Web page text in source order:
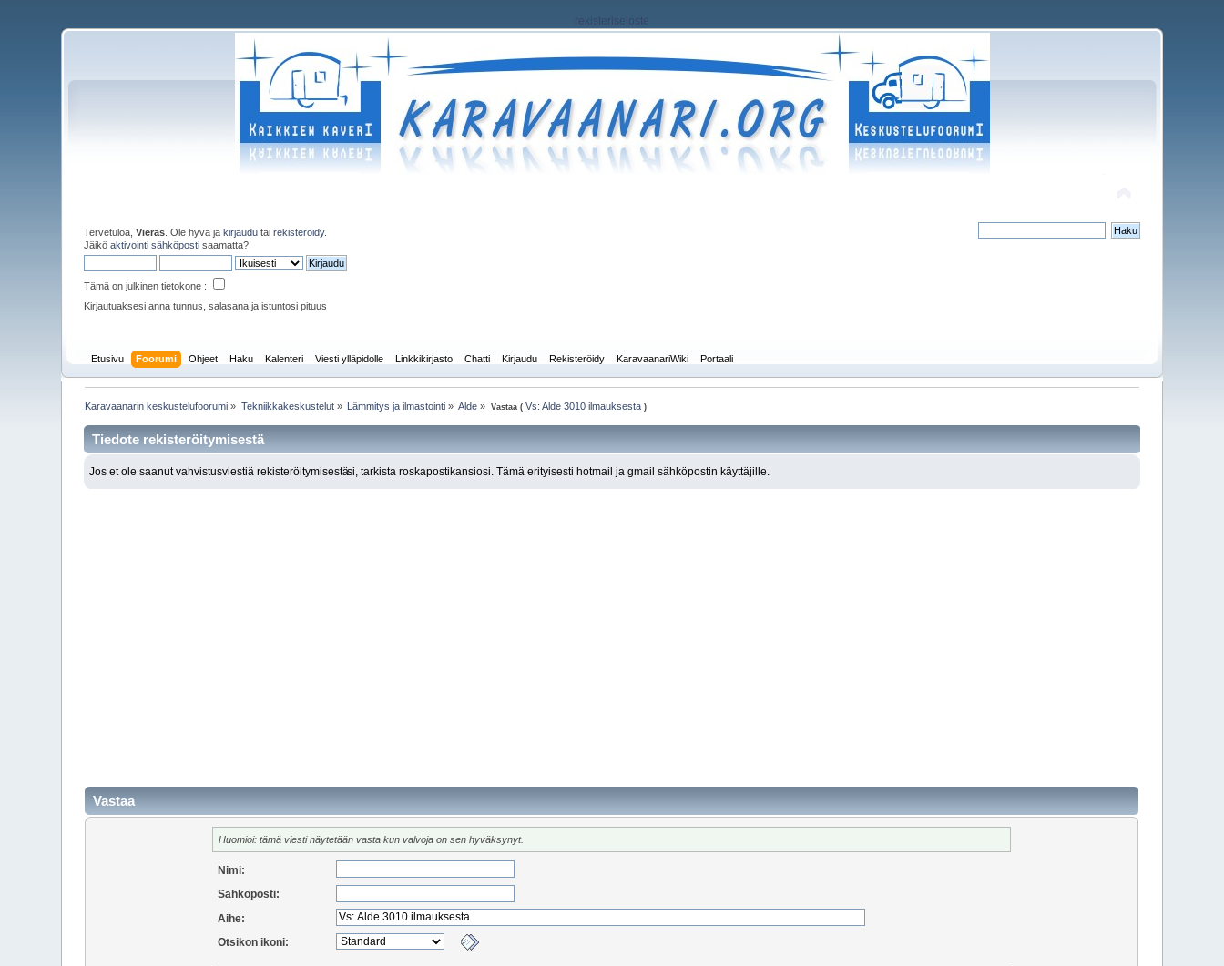
rekisteriseloste
Tervetuloa,Vieras . Ole hyvä jakirjaudu tairekisteröidy.
Jäiköaktivointi sähköposti saamatta?
Tämä on julkinen tietokone :
Kirjautuaksesi anna tunnus, salasana ja istuntosi pituus
Etusivu Foorumi Ohjeet Haku Kalenteri Viesti ylläpidolle Linkkikirjasto Chatti Kirjaudu Rekisteröidy KaravaanariWiki Portaali
Karavaanarin keskustelufoorumi » Tekniikkakeskustelut» Lämmitys ja ilmastointi » Alde » Vastaa ( Vs: Alde 3010 ilmauksesta)
Tiedote rekisteröitymisestä
Jos et ole saanut vahvistusviestiä rekisteröitymisestäsi, tarkista roskapostikansiosi. Tämä erityisesti hotmail ja gmail sähköpostin käyttäjille.
Vastaa
Huomioi: tämä viesti näytetään vasta kun valvoja on sen hyväksynyt.
Nimi:
Sähköposti:
Aihe:
Otsikon ikoni: